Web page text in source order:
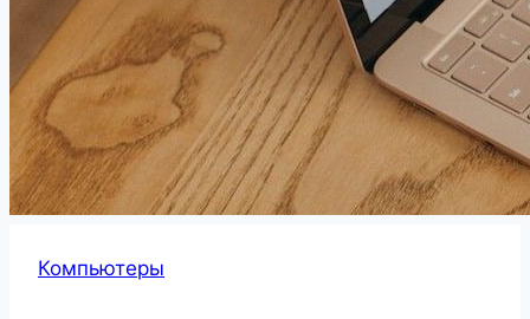
Компьютеры